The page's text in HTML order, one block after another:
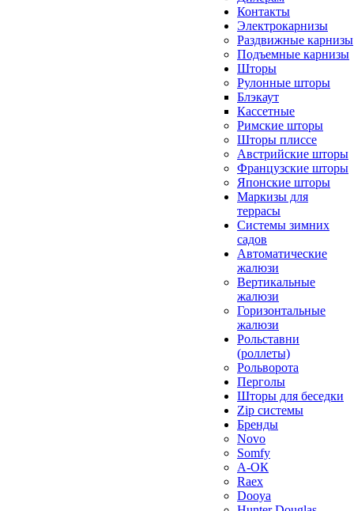
Контакты
Электрокарнизы
Раздвижные карнизы
Подъемные карнизы
Шторы
Рулонные шторы
Блэкаут
Кассетные
Римские шторы
Шторы плиссе
Австрийские шторы
Французские шторы
Японские шторы
Маркизы для
террасы
Системы зимних
садов
Автоматические
жалюзи
Вертикальные
жалюзи
Горизонтальные
жалюзи
Рольставни
(роллеты)
Рольворота
Перголы
Шторы для беседки
Zip системы
Бренды
Novo
Somfy
А-ОК
Raex
Dooya